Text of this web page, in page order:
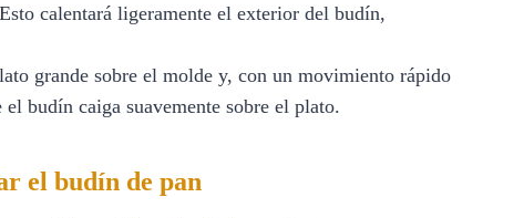
calentará ligeramente el exterior del budín,
grande sobre el molde y, con un movimiento rápido
budín caiga suavemente sobre el plato.
el budín de pan